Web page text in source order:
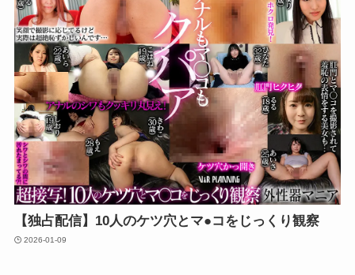
【独占配信】10人のケツ穴とマ●コをじっくり観察
2026-01-09